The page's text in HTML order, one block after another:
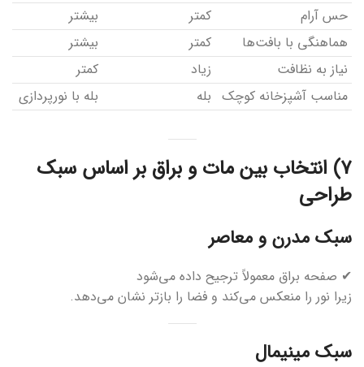
حس آرام
کمتر
بیشتر
هماهنگی با بافت‌ها
کمتر
بیشتر
نیاز به نظافت
زیاد
کمتر
مناسب آشپزخانه کوچک بله بله با نورپردازی
7) انتخاب بین مات و براق بر اساس سبک
طراحی
سبک مدرن و معاصر
✔ صفحه براق معمولاً ترجیح داده می‌شود
زیرا نور را منعکس می‌کند و فضا را بازتر نشان می‌دهد.
سبک مینیمال